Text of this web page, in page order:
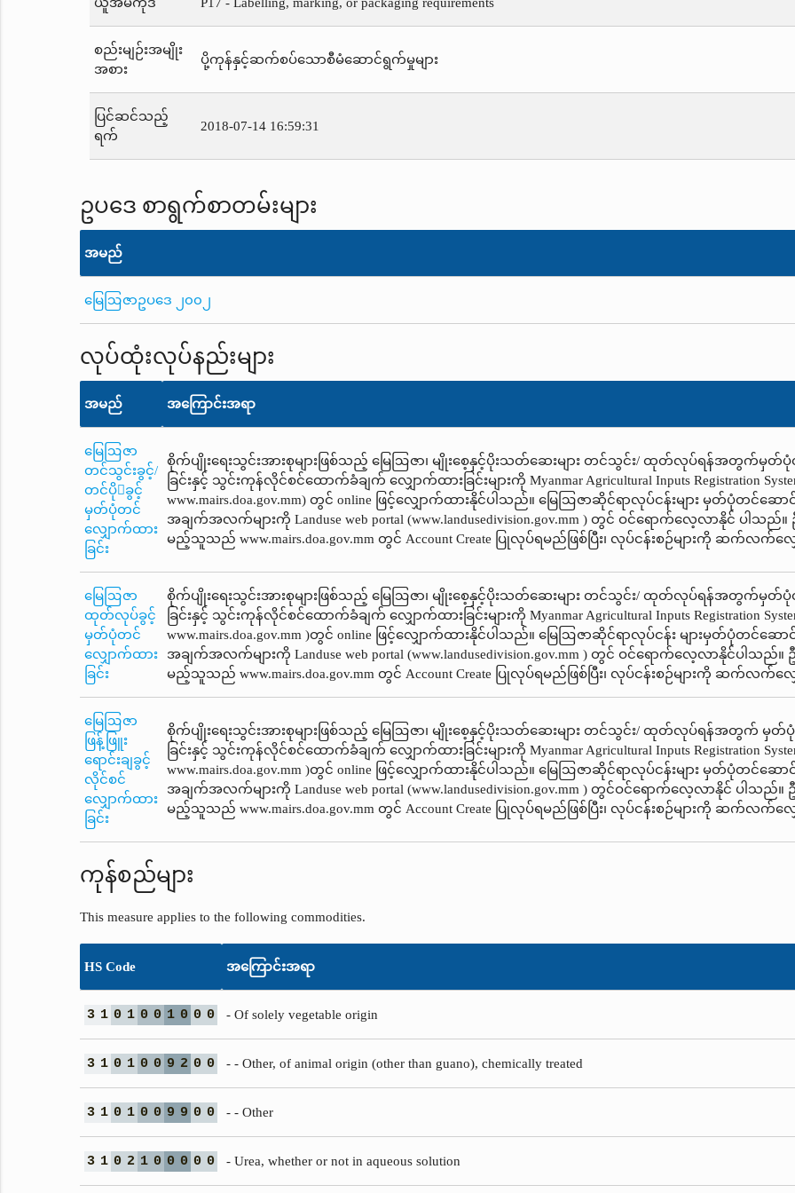
ယူအမ်ကုဒ် P17 - Labelling, marking, or packaging requirements
စည်းမျဉ်းအမျိုး
အစား
ပို့ကုန်နှင့်ဆက်စပ်သောစီမံဆောင်ရွက်မှုများ
ပြင်ဆင်သည့်
ရက်
2018-07-14 16:59:31
ဥပဒေ စာရွက်စာတမ်းများ
အမည်
မြေဩဇာဥပဒေ ၂၀၀၂
လုပ်ထုံးလုပ်နည်းများ
အမည် အကြောင်းအရာ
မြေဩဇာ
တင်သွင်းခွင့်/
တင်ပိုခွင့်
မှတ်ပုံတင်
လျှောက်ထား
ခြင်း
စိုက်ပျိုးရေးသွင်းအားစုများဖြစ်သည့် မြေဩဇာ၊ မျိုးစေ့နှင့်ပိုးသတ်ဆေးများ တင်သွင်း/ ထုတ်လုပ်ရန်အတွက်မှတ်
ခြင်းနှင့် သွင်းကုန်လိုင်စင်ထောက်ခံချက်‌ လျှောက်ထားခြင်းများကို Myanmar Agricultural Inputs Registration
www.mairs.doa.gov.mm) တွင် online ဖြင့်လျှောက်ထားနိုင်ပါသည်။ မြေဩဇာဆိုင်ရာလုပ်ငန်းများ မှတ်ပုံ
အချက်အလက်များကို Landuse web portal (www.landusedivision.gov.mm ) တွင် ဝင်ရောက်လေ့လာနိုင် ပါသ
မည့်သူသည် www.mairs.doa.gov.mm တွင် Account Create ပြုလုပ်ရမည်ဖြစ်ပြီး၊ လုပ်ငန်းစဉ်များကို ဆက်လက်
မြေဩဇာ
ထုတ်လုပ်ခွင့်
မှတ်ပုံတင်
လျှောက်ထား
ခြင်း
စိုက်ပျိုးရေးသွင်းအားစုများဖြစ်သည့် မြေဩဇာ၊ မျိုးစေ့နှင့်ပိုးသတ်ဆေးများ တင်သွင်း/ ထုတ်လုပ်ရန်အတွက်မှတ်
ခြင်းနှင့် သွင်းကုန်လိုင်စင်ထောက်ခံချက်‌ လျှောက်ထားခြင်းများကို Myanmar Agricultural Inputs Registration
www.mairs.doa.gov.mm )တွင် online ဖြင့်လျှောက်ထားနိုင်ပါသည်။ မြေဩဇာဆိုင်ရာလုပ်ငန်း များမှတ်ပုံ
အချက်အလက်များကို Landuse web portal (www.landusedivision.gov.mm ) တွင် ဝင်ရောက်လေ့လာနိုင်ပါသ
မည့်သူသည် www.mairs.doa.gov.mm တွင် Account Create ပြုလုပ်ရမည်ဖြစ်ပြီး၊ လုပ်ငန်းစဉ်များကို ဆက်လက်
မြေဩဇာ
ဖြန့်ဖြူး
ရောင်းချခွင့်
လိုင်စင်
လျှောက်ထား
ခြင်း
စိုက်ပျိုးရေးသွင်းအားစုများဖြစ်သည့် မြေဩဇာ၊ မျိုးစေ့နှင့်ပိုးသတ်ဆေးများ တင်သွင်း/ ထုတ်လုပ်ရန်အတွက် မှတ်
ခြင်းနှင့် သွင်းကုန်လိုင်စင်ထောက်ခံချက်‌ လျှောက်ထားခြင်းများကို Myanmar Agricultural Inputs Registration
www.mairs.doa.gov.mm )တွင် online ဖြင့်လျှောက်ထားနိုင်ပါသည်။ မြေဩဇာဆိုင်ရာလုပ်ငန်းများ မှတ်ပုံ
အချက်အလက်များကို Landuse web portal (www.landusedivision.gov.mm ) တွင်ဝင်ရောက်လေ့လာနိုင် ပါသ
မည့်သူသည် www.mairs.doa.gov.mm တွင် Account Create ပြုလုပ်ရမည်ဖြစ်ပြီး၊ လုပ်ငန်းစဉ်များကို ဆက်လက်
ကုန်စည်များ
This measure applies to the following commodities.
HS Code အကြောင်းအရာ
3 1 0 1 0 0 1 0 0 0 - Of solely vegetable origin
3 1 0 1 0 0 9 2 0 0 - - Other, of animal origin (other than guano), chemically treated
3 1 0 1 0 0 9 9 0 0 - - Other
3 1 0 2 1 0 0 0 0 0 - Urea, whether or not in aqueous solution